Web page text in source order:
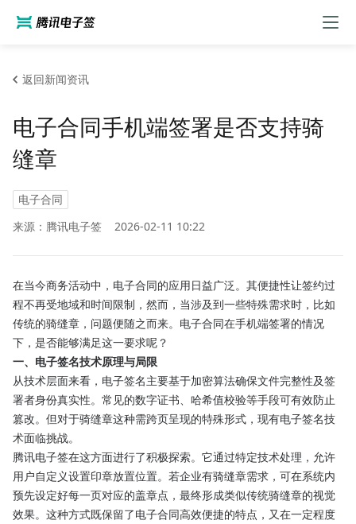
返回新闻资讯
电子合同手机端签署是否支持骑
缝章
电子合同
来源：腾讯电子签
2026-02-11 10:22
在当今商务活动中，电子合同的应用日益广泛。其便捷性让签约过
程不再受地域和时间限制，然而，当涉及到一些特殊需求时，比如
传统的骑缝章，问题便随之而来。电子合同在手机端签署的情况
下，是否能够满足这一要求呢？
一、电子签名技术原理与局限
从技术层面来看，电子签名主要基于加密算法确保文件完整性及签
署者身份真实性。常见的数字证书、哈希值校验等手段可有效防止
篡改。但对于骑缝章这种需跨页呈现的特殊形式，现有电子签名技
术面临挑战。
腾讯电子签在这方面进行了积极探索。它通过特定技术处理，允许
用户自定义设置印章放置位置。若企业有骑缝章需求，可在系统内
预先设定好每一页对应的盖章点，最终形成类似传统骑缝章的视觉
效果。这种方式既保留了电子合同高效便捷的特点，又在一定程度